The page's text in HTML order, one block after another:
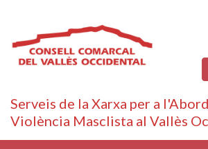
Serveis de la Xarxa per a
Violència Masclista al Vallès